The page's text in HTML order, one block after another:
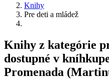
Knihy
Pre deti a mládež
Knihy z kategórie
dostupné v
Promenada